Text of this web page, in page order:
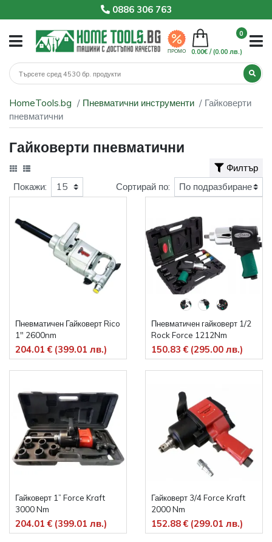
0886 306 763
ПРОМО
0
0.00€ /(0.00 лв.)
HomeTools.bg Пневматични инструменти
Гайковерти
пневматични
Гайковерти пневматични
Филтър
Пневматичен Гайковерт Rico
1" 2600nm
204.01 € (399.01 лв.)
Пневматичен гайковерт 1/2
Rock Force 1212Nm
150.83 € (295.00 лв.)
Гайковерт 1” Force Kraft
3000 Nm
204.01 € (399.01 лв.)
Гайковерт 3/4 Force Kraft
2000 Nm
152.88 € (299.01 лв.)
Покажи: Сортирай по: